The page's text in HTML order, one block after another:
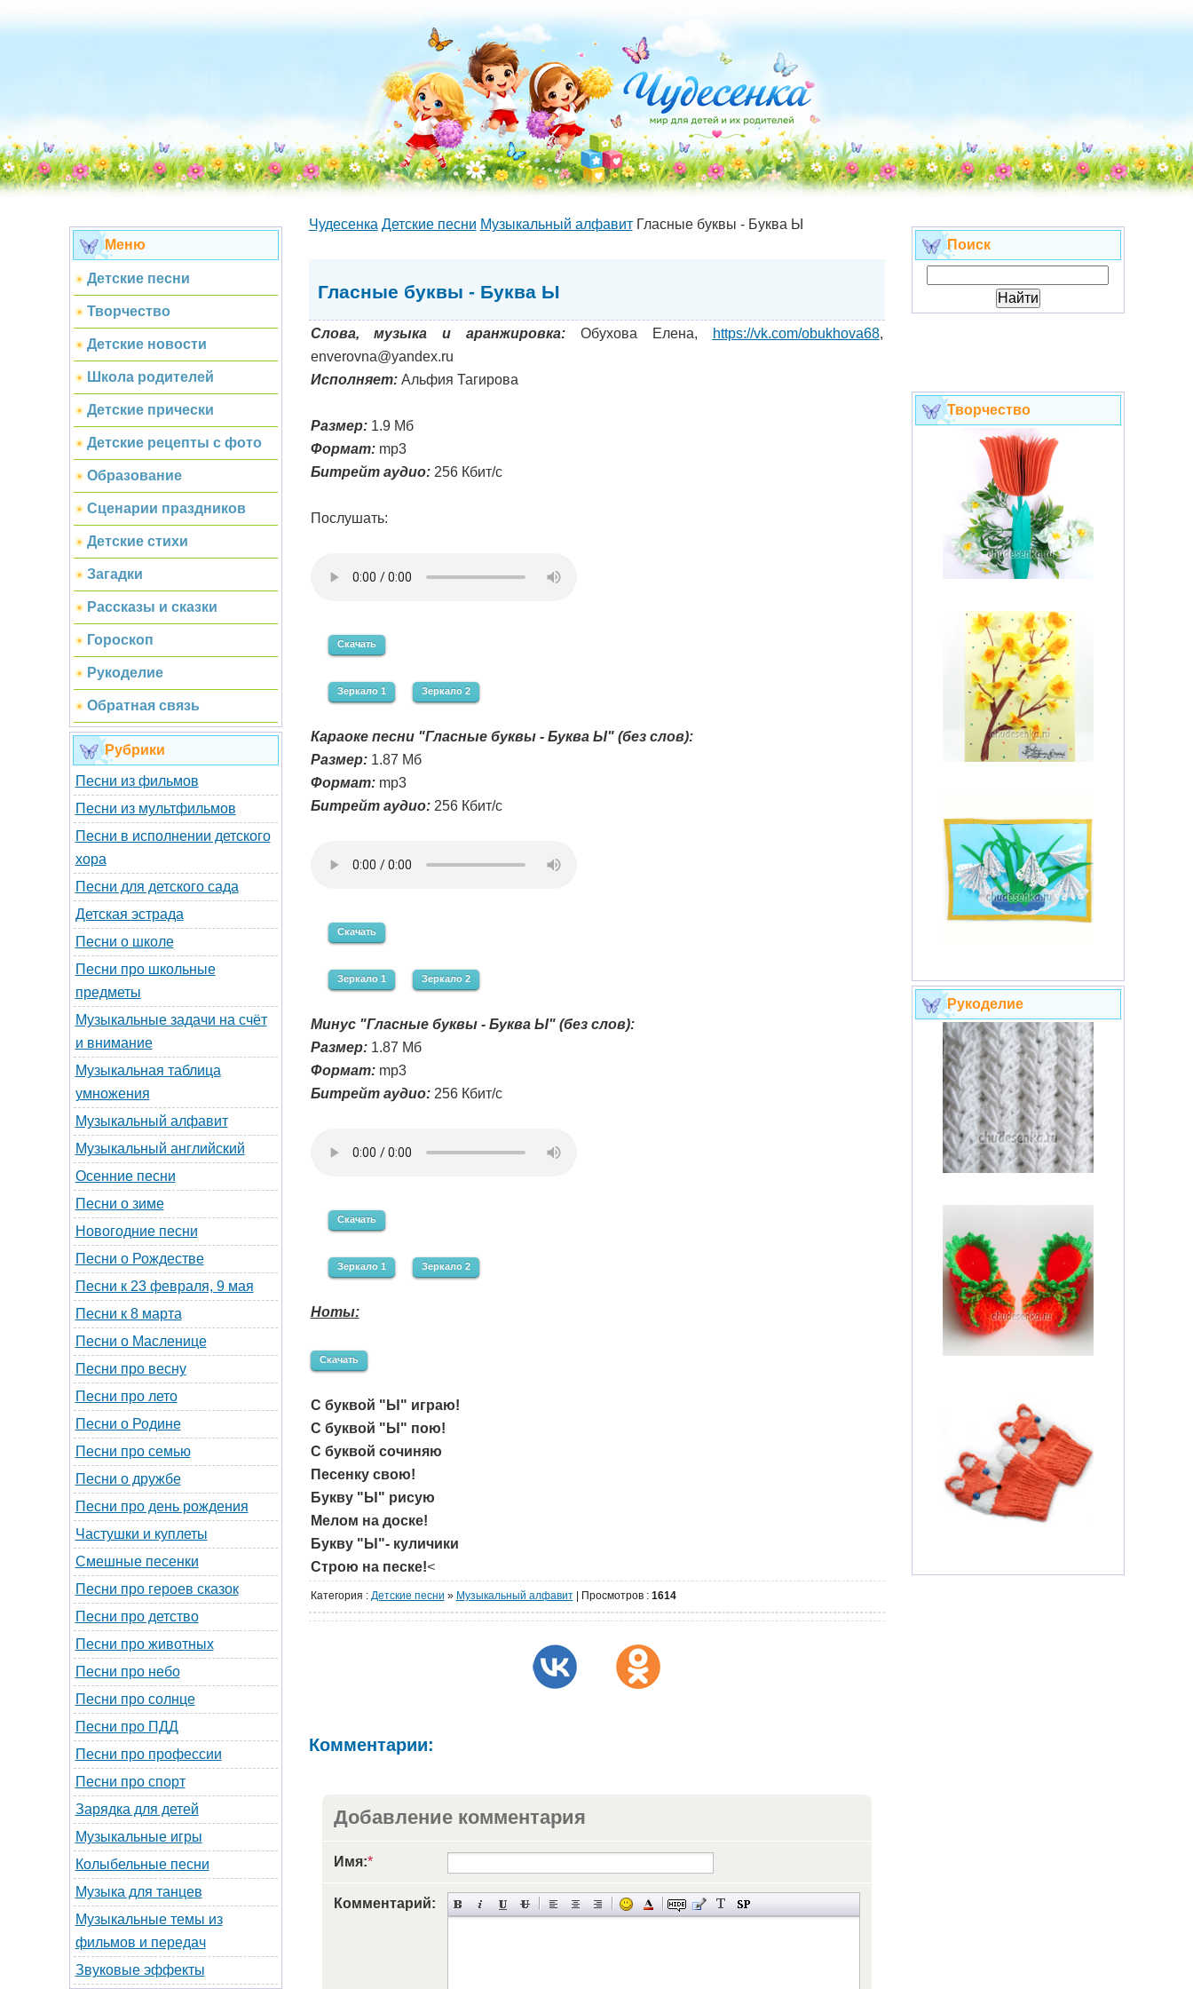
Меню
Детские песни
Творчество
Детские новости
Школа родителей
Детские прически
Детские рецепты с фото
Образование
Сценарии праздников
Детские стихи
Загадки
Рассказы и сказки
Гороскоп
Рукоделие
Обратная связь
Рубрики
Песни из фильмов
Песни из мультфильмов
Песни в исполнении детского
хора
Песни для детского сада
Детская эстрада
Песни о школе
Песни про школьные
предметы
Музыкальные задачи на счёт
и внимание
Музыкальная таблица
умножения
Музыкальный алфавит
Музыкальный английский
Осенние песни
Песни о зиме
Новогодние песни
Песни о Рождестве
Песни к 23 февраля, 9 мая
Песни к 8 марта
Песни о Масленице
Песни про весну
Песни про лето
Песни о Родине
Песни про семью
Песни о дружбе
Песни про день рождения
Частушки и куплеты
Смешные песенки
Песни про героев сказок
Песни про детство
Песни про животных
Песни про небо
Песни про солнце
Песни про ПДД
Песни про профессии
Песни про спорт
Зарядка для детей
Музыкальные игры
Колыбельные песни
Музыка для танцев
Музыкальные темы из
фильмов и передач
Звуковые эффекты
Чудесенка Детские песни Музыкальный алфавитГласные буквы - Буква Ы
Гласные буквы - Буква Ы
Слова, музыка и аранжировка: Обухова Елена, https://vk.com/obukhova68,
enverovna@yandex.ru
Исполняет:Альфия Тагирова
Размер:1.9 Мб
Формат:mp3
Битрейт аудио:256 Кбит/с
Послушать:
Скачать
Зеркало 1 Зеркало 2
Караоке песни "Гласные буквы - Буква Ы" (без слов):
Размер:1.87 Мб
Формат:mp3
Битрейт аудио:256 Кбит/с
Скачать
Зеркало 1 Зеркало 2
Минус "Гласные буквы - Буква Ы" (без слов):
Размер:1.87 Мб
Формат:mp3
Битрейт аудио:256 Кбит/с
Скачать
Зеркало 1 Зеркало 2
Ноты:
Скачать
С буквой "Ы" играю!
С буквой "Ы" пою!
С буквой сочиняю
Песенку свою!
Букву "Ы" рисую
Мелом на доске!
Букву "Ы"- куличики
Строю на песке!<
Категория : Детские песни » Музыкальный алфавит| Просмотров : 1614
Комментарии:
Добавление комментария
Имя:*
Комментарий:
Поиск
Творчество
Рукоделие